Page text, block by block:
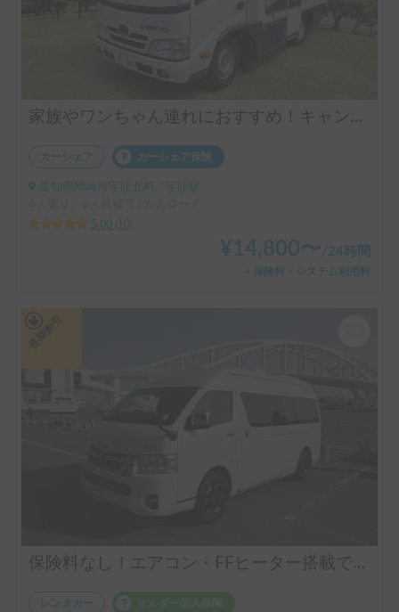
家族やワンちゃん連れにおすすめ！キャンプ用品も無料☆600Ahの大容量リチウム電池搭載でエアコンも安心使用♡
カーシェア カーシェア保険
愛知県岡崎市宇頭北町, ' 宇頭駅
5.00
¥ 14,800〜/24時間
＋保険料・システム利用料
保険料なし！エアコン・FFヒーター搭載で年中快適✨使い勝手の良いバンコン🚐FOCS VERTICE ペット大歓迎🐶
レンタカー